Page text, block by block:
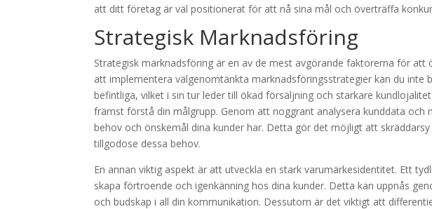
att ditt företag är väl positionerat för att nå sina mål och överträffa
Strategisk Marknadsföring
Strategisk marknadsföring är en av de mest avgörande faktorerna för
att implementera välgenomtänkta marknadsföringsstrategier kan du inte
befintliga, vilket i sin tur leder till ökad försäljning och starkare
främst förstå din målgrupp. Genom att noggrant analysera kunddata och
behov och önskemål dina kunder har. Detta gör det möjligt att
tillgodose dessa behov.
En annan viktig aspekt är att utveckla en stark varumärkesidentitet. Ett
skapa förtroende och igenkänning hos dina kunder. Detta kan uppnås
och budskap i all din kommunikation. Dessutom är det viktigt att